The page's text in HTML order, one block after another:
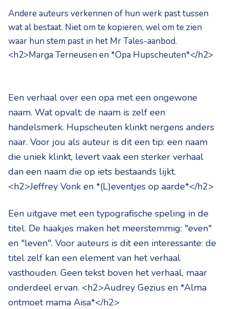
Andere auteurs verkennen of hun werk past tussen
wat al bestaat. Niet om te kopieren, wel om te zien
waar hun stem past in het Mr Tales-aanbod.
<h2>Marga Terneusen en *Opa Hupscheuten*</h2>
Een verhaal over een opa met een ongewone
naam. Wat opvalt: de naam is zelf een
handelsmerk. Hupscheuten klinkt nergens anders
naar. Voor jou als auteur is dit een tip: een naam
die uniek klinkt, levert vaak een sterker verhaal
dan een naam die op iets bestaands lijkt.
<h2>Jeffrey Vonk en *(L)eventjes op aarde*</h2>
Een uitgave met een typografische speling in de
titel. De haakjes maken het meerstemmig: "even"
en "leven". Voor auteurs is dit een interessante: de
titel zelf kan een element van het verhaal
vasthouden. Geen tekst boven het verhaal, maar
onderdeel ervan. <h2>Audrey Gezius en *Alma
ontmoet mama Aisa*</h2>